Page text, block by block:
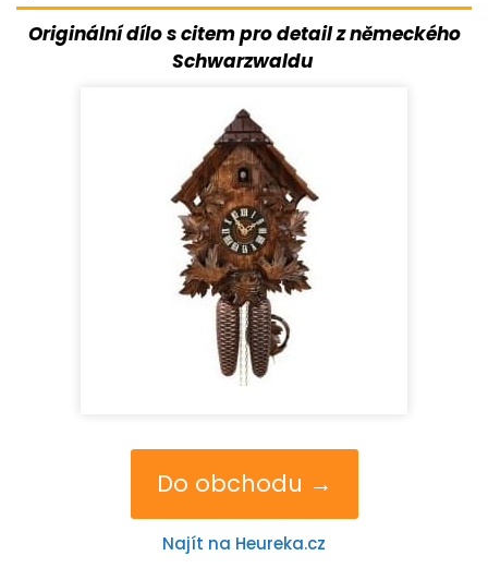
Originální dílo s citem pro detail z německého
Schwarzwaldu
Do obchodu →
Najít na Heureka.cz